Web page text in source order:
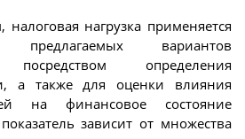
налоговая нагрузка применяется
вариантов
посредством определения
а также для оценки влияния
на финансовое состояние
зависит от множества